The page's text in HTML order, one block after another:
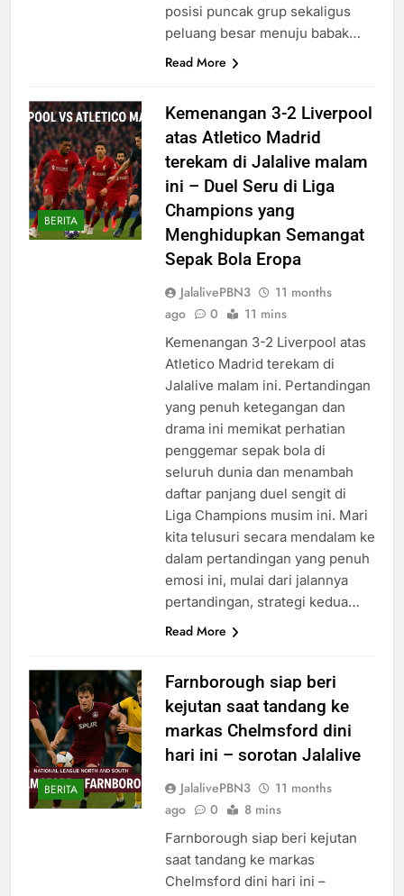
posisi puncak grup sekaligus
peluang besar menuju babak…
Read More
BERITA
Kemenangan 3-2 Liverpool
atas Atletico Madrid
terekam di Jalalive malam
ini – Duel Seru di Liga
Champions yang
Menghidupkan Semangat
Sepak Bola Eropa
JalalivePBN3
11 months
ago
0 11 mins
Kemenangan 3-2 Liverpool atas
Atletico Madrid terekam di
Jalalive malam ini. Pertandingan
yang penuh ketegangan dan
drama ini memikat perhatian
penggemar sepak bola di
seluruh dunia dan menambah
daftar panjang duel sengit di
Liga Champions musim ini. Mari
kita telusuri secara mendalam ke
dalam pertandingan yang penuh
emosi ini, mulai dari jalannya
pertandingan, strategi kedua…
Read More
BERITA
Farnborough siap beri
kejutan saat tandang ke
markas Chelmsford dini
hari ini – sorotan Jalalive
JalalivePBN3
11 months
ago
0 8 mins
Farnborough siap beri kejutan
saat tandang ke markas
Chelmsford dini hari ini –